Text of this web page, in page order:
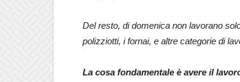
Del resto, di domenica non lavorano
polizziotti, i fornai, e altre categorie di
La cosa fondamentale è avere il